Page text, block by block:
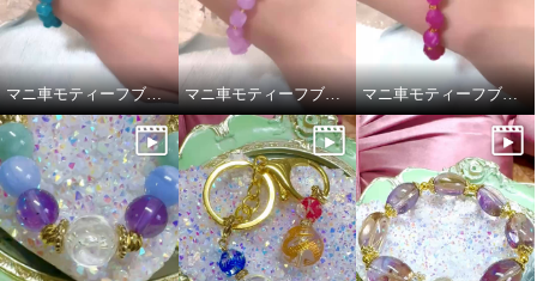
マニ車モティーフブレスレット マニ車モティーフブレスレット マニ車モティーフブレスレット